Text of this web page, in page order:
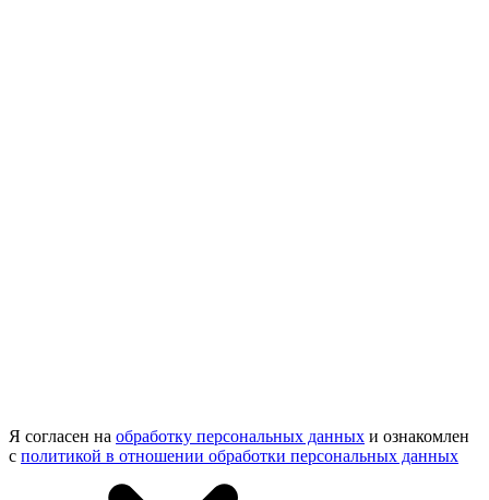
Я согласен на обработку персональных данных и ознакомлен
с политикой в отношении обработки персональных данных